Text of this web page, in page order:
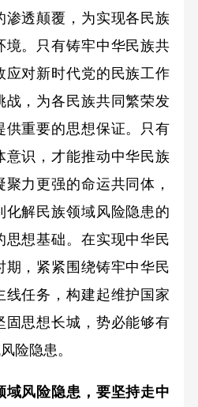
渗透颠覆，为实现各民族
境。只有铸牢中华民族共
应对新时代党的民族工作
战，为各民族共同繁荣发
供重要的思想保证。只有
意识，才能推动中华民族
力更强的命运共同体，
化解民族领域风险隐患的
思想基础。在实现中华民
期，紧紧围绕铸牢中华民
线任务，构建起维护国家
固思想长城，势必能够有
险隐患。
域风险隐患，要坚持走中